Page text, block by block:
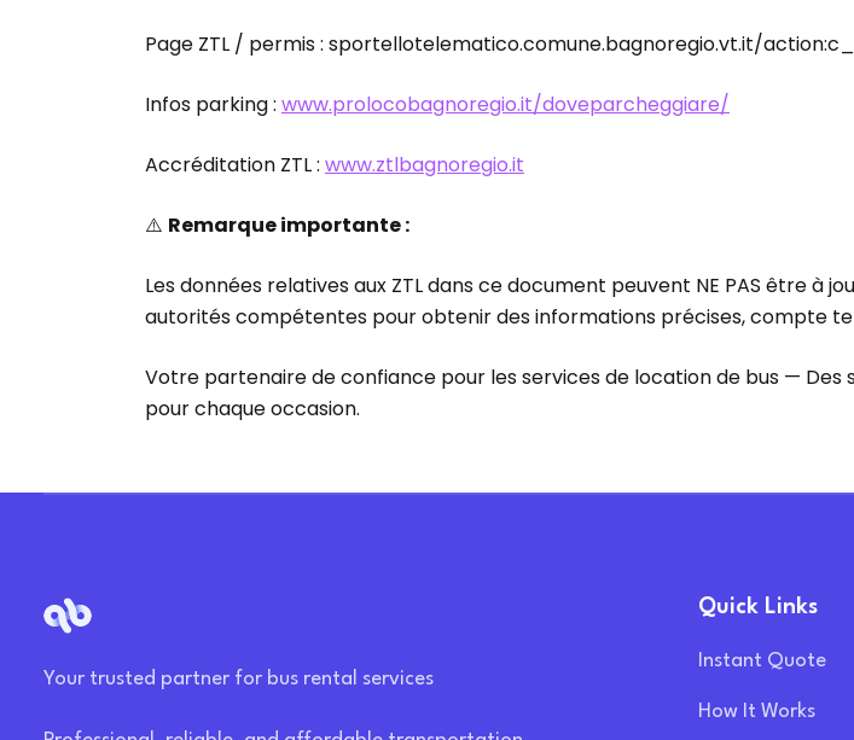
Page ZTL / permis : sportellotelematico.comune.bagnoregio.vt.it/
Infos parking : www.prolocobagnoregio.it/doveparcheggiare/
Accréditation ZTL : www.ztlbagnoregio.it
⚠️ Remarque importante :
Les données relatives aux ZTL dans ce document peuvent NE PAS être à
autorités compétentes pour obtenir des informations précises, compte
Votre partenaire de confiance pour les services de location de bus —
pour chaque occasion.
Your trusted partner for bus rental services
Quick Links
Instant Quote
How It Works